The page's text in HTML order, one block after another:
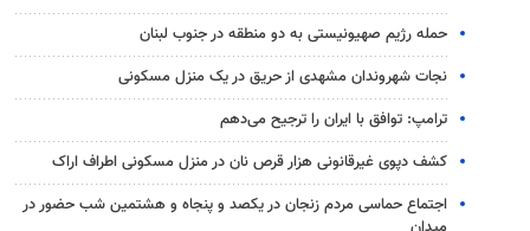
حمله رژیم صهیونیستی به دو منطقه در جنوب لبنان
نجات شهروندان مشهدی از حریق در یک منزل مسکونی
ترامپ: توافق با ایران را ترجیح می‌دهم
کشف دپوی غیرقانونی هزار قرص نان در منزل مسکونی اطراف اراک
اجتماع حماسی مردم زنجان در یکصد و پنجاه و هشتمین شب حضور در